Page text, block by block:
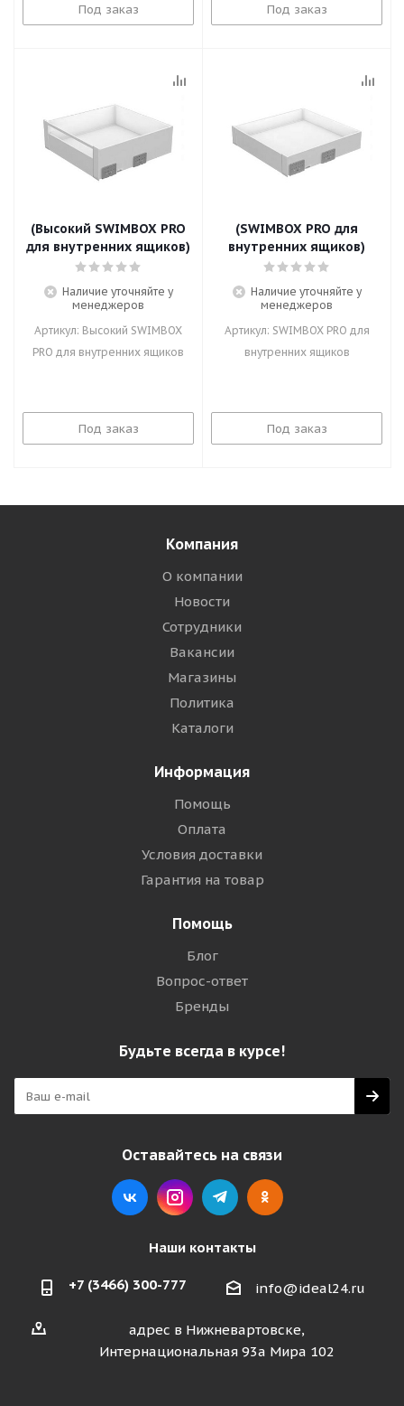
Под заказ Под заказ
(Высокий SWIMBOX PRO
для внутренних ящиков)
Наличие уточняйте у
менеджеров
Артикул: Высокий SWIMBOX
PRO для внутренних ящиков
Под заказ
(SWIMBOX PRO для
внутренних ящиков)
Наличие уточняйте у
менеджеров
Артикул: SWIMBOX PRO для
внутренних ящиков
Под заказ
Компания
О компании
Новости
Сотрудники
Вакансии
Магазины
Политика
Каталоги
Информация
Помощь
Оплата
Условия доставки
Гарантия на товар
Помощь
Блог
Вопрос-ответ
Бренды
Будьте всегда в курсе!
Оставайтесь на связи
Наши контакты
+7 (3466) 300-777 info@ideal24.ru
адрес в Нижневартовске,
Интернациональная 93а Мира 102